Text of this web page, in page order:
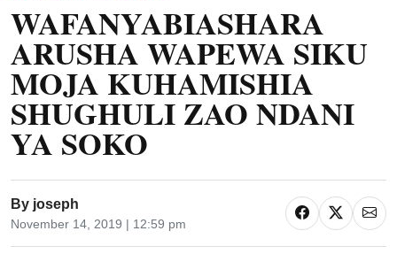
WAFANYABIASHARA
ARUSHA WAPEWA SIKU
MOJA KUHAMISHIA
SHUGHULI ZAO NDANI
YA SOKO
By joseph
November 14, 2019 | 12:59 pm